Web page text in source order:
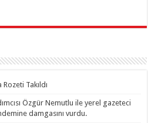
Takıldı
Özgür Nemutlu ile yerel gazeteci
damgasını vurdu.